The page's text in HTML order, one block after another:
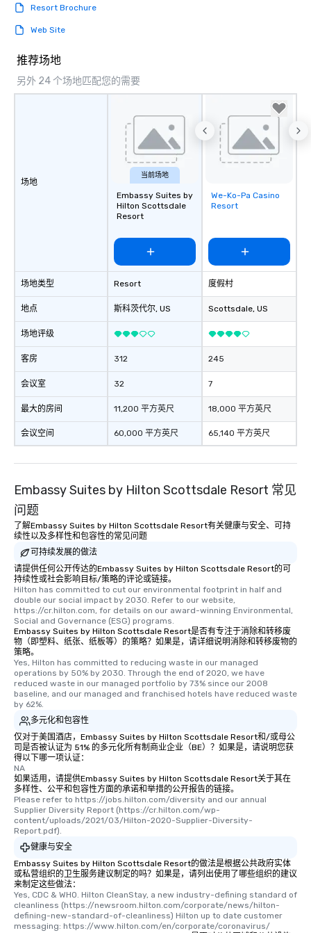
Resort Brochure
Web Site
推荐场地
另外 24 个场地匹配您的需要
场地
场地类型
地点
场地评级
客房
会议室
最大的房间
会议空间
当前场地
Embassy Suites by
Hilton Scottsdale
Resort
Resort
斯科茨代尔, US
312
32
11,200 平方英尺
60,000 平方英尺
Removed from
favorites
We-Ko-Pa Casino
Resort
度假村
Scottsdale, US
245
7
18,000 平方英尺
65,140 平方英尺
Embassy Suites by Hilton Scottsdale Resort 常见
问题
了解Embassy Suites by Hilton Scottsdale Resort有关健康与安全、可持
续性以及多样性和包容性的常见问题
可持续发展的做法
请提供任何公开传达的Embassy Suites by Hilton Scottsdale Resort的可
持续性或社会影响目标/策略的评论或链接。
Hilton has committed to cut our environmental footprint in half and
double our social impact by 2030. Refer to our website,
https://cr.hilton.com, for details on our award-winning Environmental,
Social and Governance (ESG) programs.
Embassy Suites by Hilton Scottsdale Resort是否有专注于消除和转移废
物（即塑料、纸张、纸板等）的策略？如果是，请详细说明消除和转移废物的
策略。
Yes, Hilton has committed to reducing waste in our managed
operations by 50% by 2030. Through the end of 2020, we have
reduced waste in our managed portfolio by 73% since our 2008
baseline, and our managed and franchised hotels have reduced waste
by 62%.
多元化和包容性
仅对于美国酒店，Embassy Suites by Hilton Scottsdale Resort和/或母公
司是否被认证为 51% 的多元化所有制商业企业（BE）？如果是，请说明您获
得以下哪一项认证：
NA
如果适用，请提供Embassy Suites by Hilton Scottsdale Resort关于其在
多样性、公平和包容性方面的承诺和举措的公开报告的链接。
Please refer to https://jobs.hilton.com/diversity and our annual
Supplier Diversity Report (https://cr.hilton.com/wp-
content/uploads/2021/03/Hilton-2020-Supplier-Diversity-
Report.pdf).
健康与安全
Embassy Suites by Hilton Scottsdale Resort的做法是根据公共政府实体
或私营组织的卫生服务建议制定的吗？如果是，请列出使用了哪些组织的建议
来制定这些做法：
Yes, CDC & WHO. Hilton CleanStay, a new industry-defining standard of
cleanliness (https://newsroom.hilton.com/corporate/news/hilton-
defining-new-standard-of-cleanliness) Hilton up to date customer
messaging: https://www.hilton.com/en/corporate/coronavirus/